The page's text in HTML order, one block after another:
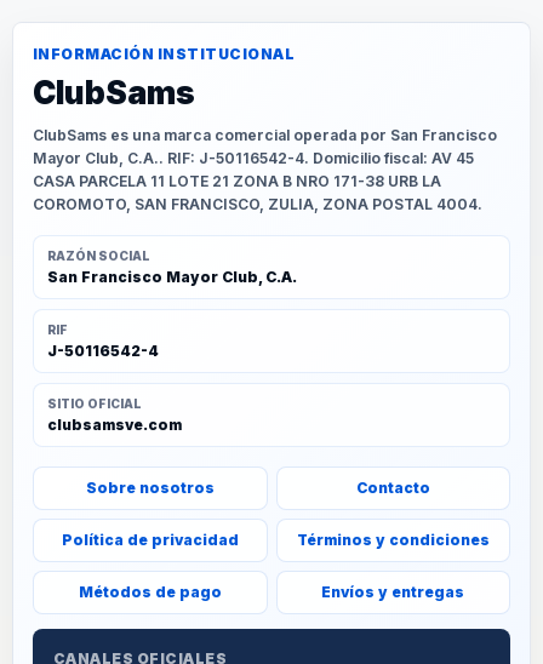
INFORMACIÓN INSTITUCIONAL
ClubSams
ClubSams es una marca comercial operada por San Francisco
Mayor Club, C.A.. RIF: J-50116542-4. Domicilio fiscal: AV 45
CASA PARCELA 11 LOTE 21 ZONA B NRO 171-38 URB LA
COROMOTO, SAN FRANCISCO, ZULIA, ZONA POSTAL 4004.
RAZÓN SOCIAL
San Francisco Mayor Club, C.A.
RIF
J-50116542-4
SITIO OFICIAL
clubsamsve.com
Sobre nosotros Contacto
Política de privacidad Términos y condiciones
Métodos de pago Envíos y entregas
CANALES OFICIALES